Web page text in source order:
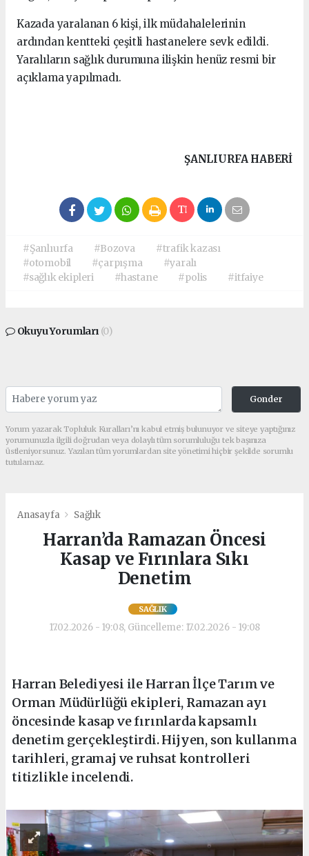
Kazada yaralanan 6 kişi, ilk müdahalelerinin
ardından kentteki çeşitli hastanelere sevk edildi.
Yaralıların sağlık durumuna ilişkin henüz resmi bir
açıklama yapılmadı.
ŞANLIURFA HABERİ
#Şanlıurfa #Bozova
#trafik kazası
#otomobil
#çarpışma
#yaralı
#sağlık ekipleri
#hastane #polis #itfaiye
Okuyu Yorumları (0)
Gonder
Yorum yazarak Topluluk Kuralları’nı kabul etmiş bulunuyor ve siteye yaptığınız
yorumunuzla ilgili doğrudan veya dolaylı tüm sorumluluğu tek başınıza
üstleniyorsunuz. Yazılan tüm yorumlardan site yönetimi hiçbir şekilde sorumlu
tutulamaz.
Anasayfa Sağlık
Harran’da Ramazan Öncesi
Kasap ve Fırınlara Sıkı
Denetim
SAĞLIK
17.02.2026 - 19:08, Güncelleme: 17.02.2026 - 19:08
Harran Belediyesi ile Harran İlçe Tarım ve
Orman Müdürlüğü ekipleri, Ramazan ayı
öncesinde kasap ve fırınlarda kapsamlı
denetim gerçekleştirdi. Hijyen, son kullanma
tarihleri, gramaj ve ruhsat kontrolleri
titizlikle incelendi.